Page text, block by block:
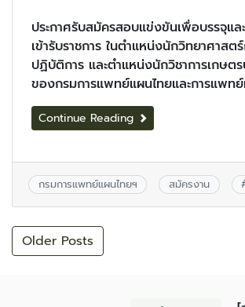
ประกาศรับสมัครสอบแข่งขันเพื่อบรรจุแ
เข้ารับราชการ ในตำแหน่งนักวิทยาศาสต
ปฏิบัติการ และตำแหน่งนักวิชาการเกษต
ของกรมการแพทย์แผนไทยและการแพท
Continue Reading
กรมการแพทย์แผนไทยฯ สมัครงาน
Older Posts